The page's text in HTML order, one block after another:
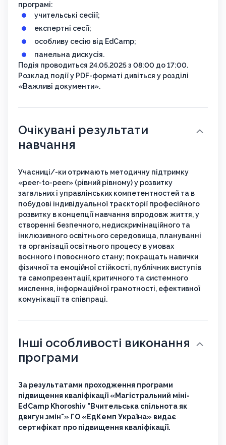
програмі:
учительські сесіії;
експертні сесії;
особливу сесію від EdCamp;
панельна дискусія.
Подія проводиться 24.05.2025 з 08:00 до 17:00.
Розклад події у PDF-форматі дивіться у розділі
«Важливі документи».
Очікувані результати
навчання
Учасниці/-ки отримають методичну підтримку
«peer-to-peer» (рівний рівному) у розвитку
загальних і управлінських компетентностей та в
побудові індивідуальної траєкторії професійного
розвитку в концепції навчання впродовж життя, у
створенні безпечного, недискримінаційного та
інклюзивного освітнього середовища, плануванні
та організації освітнього процесу в умовах
воєнного і повоєнного стану; покращать навички
фізичної та емоційної стійкості, публічних виступів
та самопрезентації, критичного та системного
мислення, інформаційної грамотності, ефективної
комунікації та співпраці.
Інші особливості виконання
програми
За результатами проходження програми
підвищення кваліфікації «Магістральний міні-
EdCamp Khoroshiv "Вчительська спільнота як
двигун змін"» ГО «ЕдКемп Україна» видає
сертифікат про підвищення кваліфікації.